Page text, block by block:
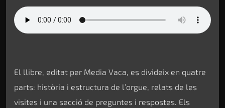
El llibre, editat per Media Vaca, es divideix en quatre
parts: història i estructura de l’orgue, relats de les
visites i una secció de preguntes i respostes. Els